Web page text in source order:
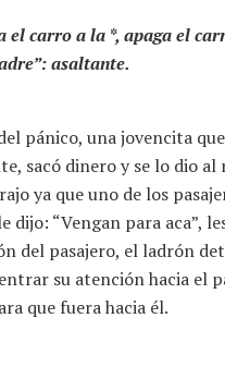
el carro a la *, apaga el
asaltante.
pánico, una jovencita
sacó dinero y se lo dio
ya que uno de los
dijo: “Vengan para aca”,
del pasajero, el ladrón
su atención hacia el
que fuera hacia él.